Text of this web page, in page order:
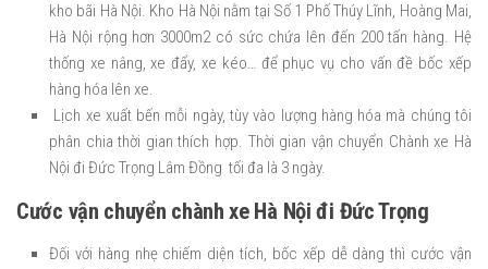
kho bãi Hà Nội. Kho Hà Nội nằm tại Số 1 Phố Thúy Lĩnh, Hoàng Mai,
Hà Nội rộng hơn 3000m2 có sức chứa lên đến 200 tấn hàng. Hệ
thống xe nâng, xe đẩy, xe kéo… để phục vụ cho vấn đề bốc xếp
hàng hóa lên xe.
Lịch xe xuất bến mỗi ngày, tùy vào lượng hàng hóa mà chúng tôi
phân chia thời gian thích hợp. Thời gian vận chuyển Chành xe Hà
Nội đi Đức Trọng Lâm Đồng tối đa là 3 ngày.
Cước vận chuyển chành xe Hà Nội đi Đức Trọng
Đối với hàng nhẹ chiếm diện tích, bốc xếp dễ dàng thì cước vận